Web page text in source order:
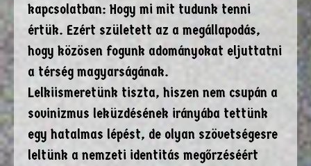
kapcsolatban: Hogy mi mit tudunk tenni
értük. Ezért született az a megállapodás,
hogy közösen fogunk adományokat eljuttatni
a térség magyarságának.
Lelkiismeretünk tiszta, hiszen nem csupán a
sovinizmus leküzdésének irányába tettünk
egy hatalmas lépést, de olyan szövetségesre
leltünk a nemzeti identitás megőrzéséért